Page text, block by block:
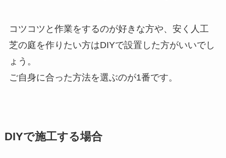
コツコツと作業をするのが好きな方や、安く人工
芝の庭を作りたい方はDIYで設置した方がいいでし
ょう。
ご自身に合った方法を選ぶのが1番です。
DIYで施工する場合